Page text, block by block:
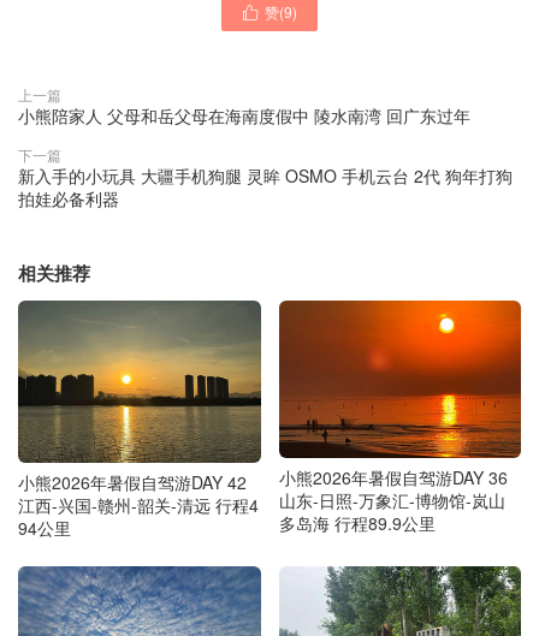
 赞(9)
上一篇
小熊陪家人 父母和岳父母在海南度假中 陵水南湾 回广东过年
下一篇
新入手的小玩具 大疆手机狗腿 灵眸 OSMO 手机云台 2代 狗年打狗
拍娃必备利器
相关推荐
小熊2026年暑假自驾游DAY 42
江西-兴国-赣州-韶关-清远 行程4
94公里
小熊2026年暑假自驾游DAY 36
山东-日照-万象汇-博物馆-岚山
多岛海 行程89.9公里